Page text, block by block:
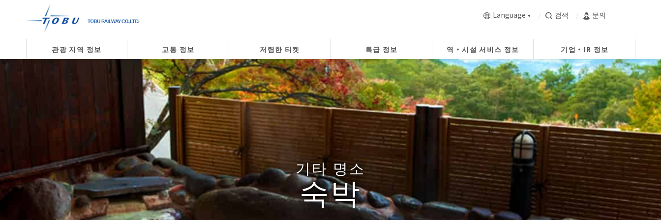
관광 지역 정보 교통 정보 저렴한 티켓 특급 정보 역・시설 서비스 정보 기업・IR 정보
Language 검색 문의
기타 명소
숙박